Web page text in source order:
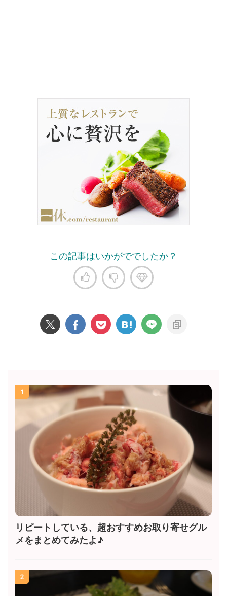
この記事はいかがででしたか？
1
リピートしている、超おすすめお取り寄せグル
メをまとめてみたよ♪
2